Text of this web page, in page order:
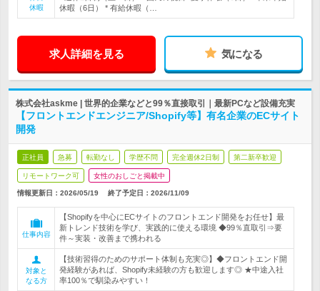
休暇
休暇（6日） * 有給休暇（…
求人詳細を見る 気になる
株式会社askme | 世界的企業などと99％直接取引｜最新PCなど設備充実
【フロントエンドエンジニア/Shopify等】有名企業のECサイト
開発
正社員 急募 転勤なし 学歴不問 完全週休2日制 第二新卒歓迎
リモートワーク可 女性のおしごと掲載中
情報更新日：2026/05/19 終了予定日： 2026/11/09
仕事内容
【Shopifyを中心にECサイトのフロントエンド開発をお任せ】最
新トレンド技術を学び、実践的に使える環境 ◆99％直取引⇒要
件～実装・改善まで携われる
対象と
なる方
【技術習得のためのサポート体制も充実◎】◆フロントエンド開
発経験があれば、Shopify未経験の方も歓迎します◎ ★中途入社
率100％で馴染みやすい！